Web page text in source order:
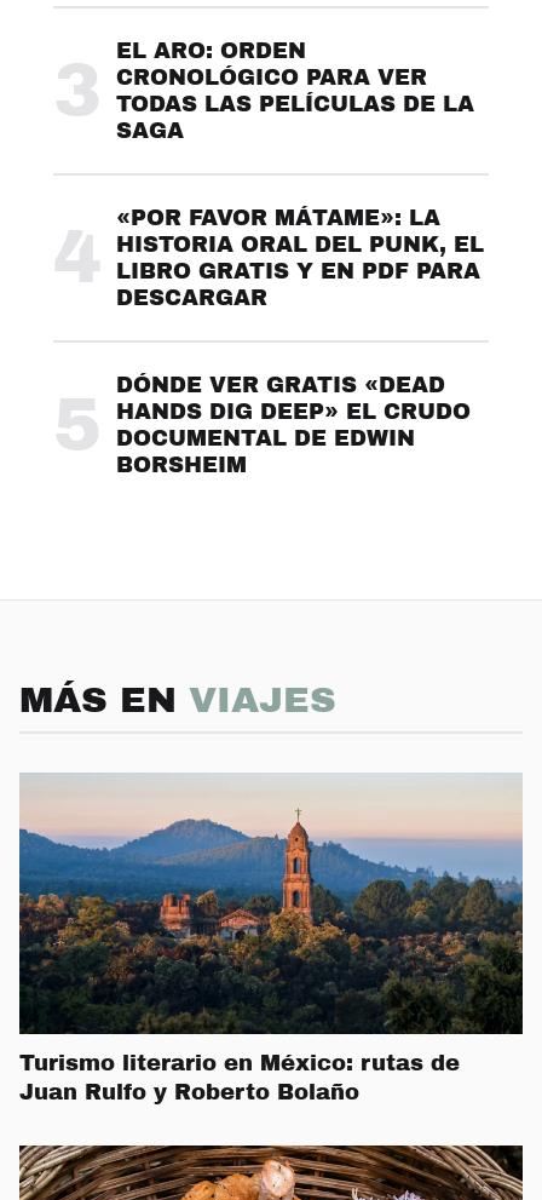
3
EL ARO: ORDEN
CRONOLÓGICO PARA VER
TODAS LAS PELÍCULAS DE LA
SAGA
4
«POR FAVOR MÁTAME»: LA
HISTORIA ORAL DEL PUNK, EL
LIBRO GRATIS Y EN PDF PARA
DESCARGAR
5
DÓNDE VER GRATIS «DEAD
HANDS DIG DEEP» EL CRUDO
DOCUMENTAL DE EDWIN
BORSHEIM
MÁS EN VIAJES
Turismo literario en México: rutas de
Juan Rulfo y Roberto Bolaño